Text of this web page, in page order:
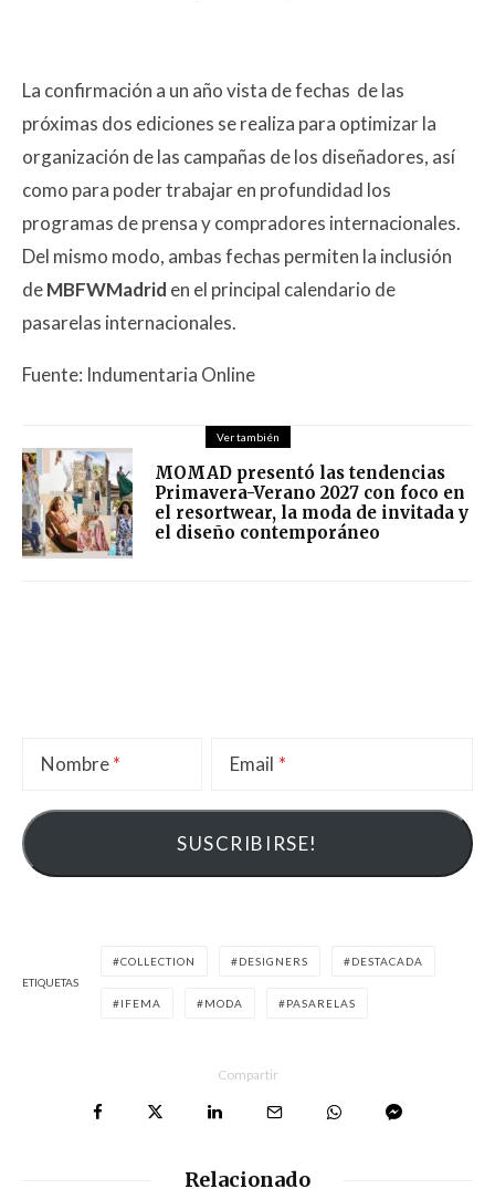
La confirmación a un año vista de fechas de las
próximas dos ediciones se realiza para optimizar la
organización de las campañas de los diseñadores, así
como para poder trabajar en profundidad los
programas de prensa y compradores internacionales.
Del mismo modo, ambas fechas permiten la inclusión
deMBFWMadrid en el principal calendario de
pasarelas internacionales.
Fuente: Indumentaria Online
Ver también
MOMAD presentó las tendencias
Primavera-Verano 2027 con foco en
el resortwear, la moda de invitada y
el diseño contemporáneo
Nombre Email
ETIQUETAS
COLLECTION DESIGNERS DESTACADA
IFEMA MODA PASARELAS
Compartir
Relacionado